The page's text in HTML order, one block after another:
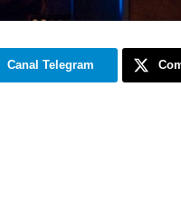
Canal Telegram